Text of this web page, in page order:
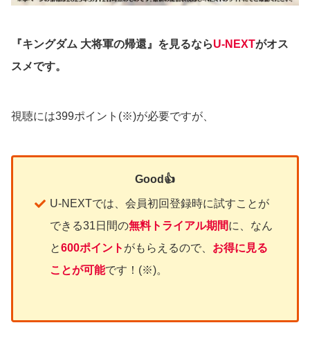
『キングダム 大将軍の帰還』を見るならU-NEXTがオス
スメです。
視聴には399ポイント(※)が必要ですが、
Good👍
U-NEXTでは、会員初回登録時に試すことが
できる31日間の無料トライアル期間に、なん
と600ポイント がもらえるので、 お得に見る
ことが可能です！(※)。